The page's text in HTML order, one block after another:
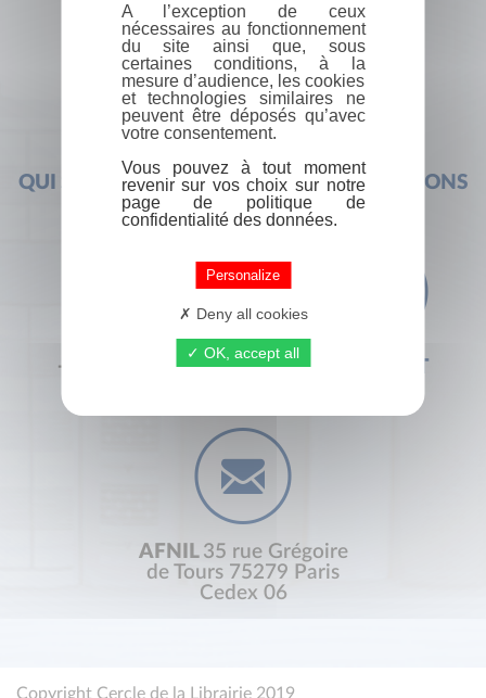
QUI SOMMES-NOUS ?FOIRE AUX QUESTIONS
+33 (0) 1 44 41 29 19 CONTACT
AFNIL 35 rue Grégoire
de Tours 75279 Paris
Cedex 06
Copyright Cercle de la Librairie 2019
A l’exception de ceux
nécessaires au fonctionnement
du site ainsi que, sous
certaines conditions, à la
mesure d’audience, les cookies
et technologies similaires ne
peuvent être déposés qu’avec
votre consentement.
Vous pouvez à tout moment
revenir sur vos choix sur notre
page de politique de
confidentialité des données.
Personalize
Deny all cookies
OK, accept all